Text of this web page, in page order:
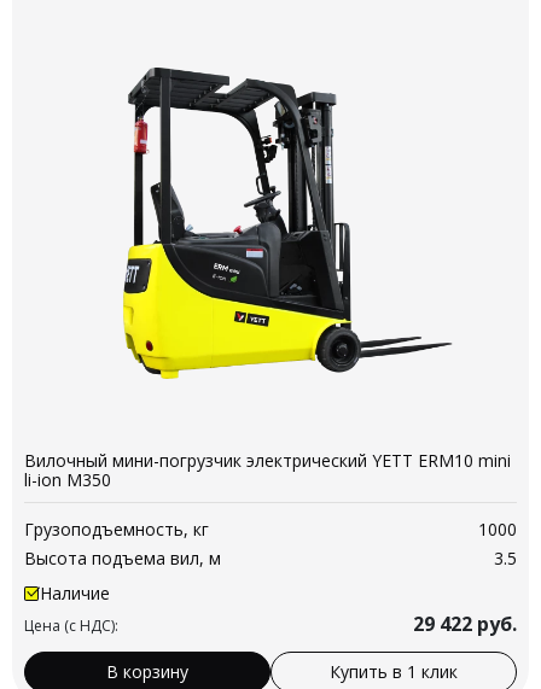
Вилочный мини-погрузчик электрический YETT ERM10 mini
li-ion M350
Грузоподъемность, кг
1000
Высота подъема вил, м
3.5
Наличие
Цена (с НДС): 29 422 руб.
В корзину Купить в 1 клик